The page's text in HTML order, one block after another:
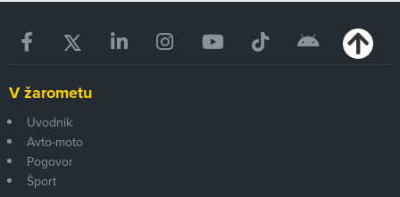
V žarometu
Uvodnik
Avto-moto
Pogovor
Šport